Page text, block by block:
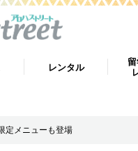
レンタル
定メニューも登場